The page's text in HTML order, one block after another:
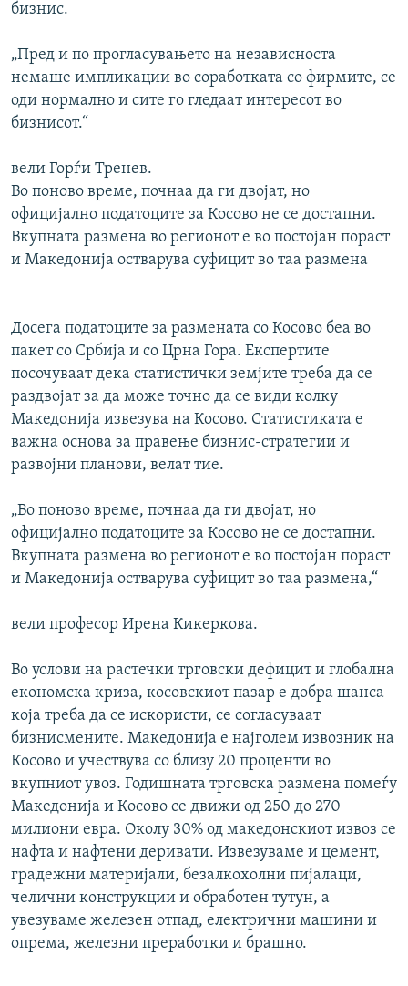
бизнис.
„Пред и по прогласувањето на независноста
немаше импликации во соработката со фирмите, се
оди нормално и сите го гледаат интересот во
бизнисот.“
вели Горѓи Тренев.
Во поново време, почнаа да ги двојат, но
официјално податоците за Косово не се достапни.
Вкупната размена во регионот е во постојан пораст
и Македонија остварува суфицит во таа размена
Досега податоците за размената со Косово беа во
пакет со Србија и со Црна Гора. Експертите
посочуваат дека статистички земјите треба да се
раздвојат за да може точно да се види колку
Македонија извезува на Косово. Статистиката е
важна основа за правење бизнис-стратегии и
развојни планови, велат тие.
„Во поново време, почнаа да ги двојат, но
официјално податоците за Косово не се достапни.
Вкупната размена во регионот е во постојан пораст
и Македонија остварува суфицит во таа размена,“
вели професор Ирена Кикеркова.
Во услови на растечки трговски дефицит и глобална
економска криза, косовскиот пазар е добра шанса
која треба да се искористи, се согласуваат
бизнисмените. Македонија е најголем извозник на
Косово и учествува со близу 20 проценти во
вкупниот увоз. Годишната трговска размена помеѓу
Македонија и Косово се движи од 250 до 270
милиони евра. Околу 30% од македонскиот извоз се
нафта и нафтени деривати. Извезуваме и цемент,
градежни материјали, безалкохолни пијалаци,
челични конструкции и обработен тутун, а
увезуваме железен отпад, електрични машини и
опрема, железни преработки и брашно.